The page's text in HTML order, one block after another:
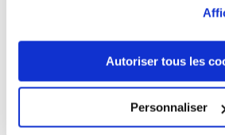
Autoriser tous les
Personnaliser